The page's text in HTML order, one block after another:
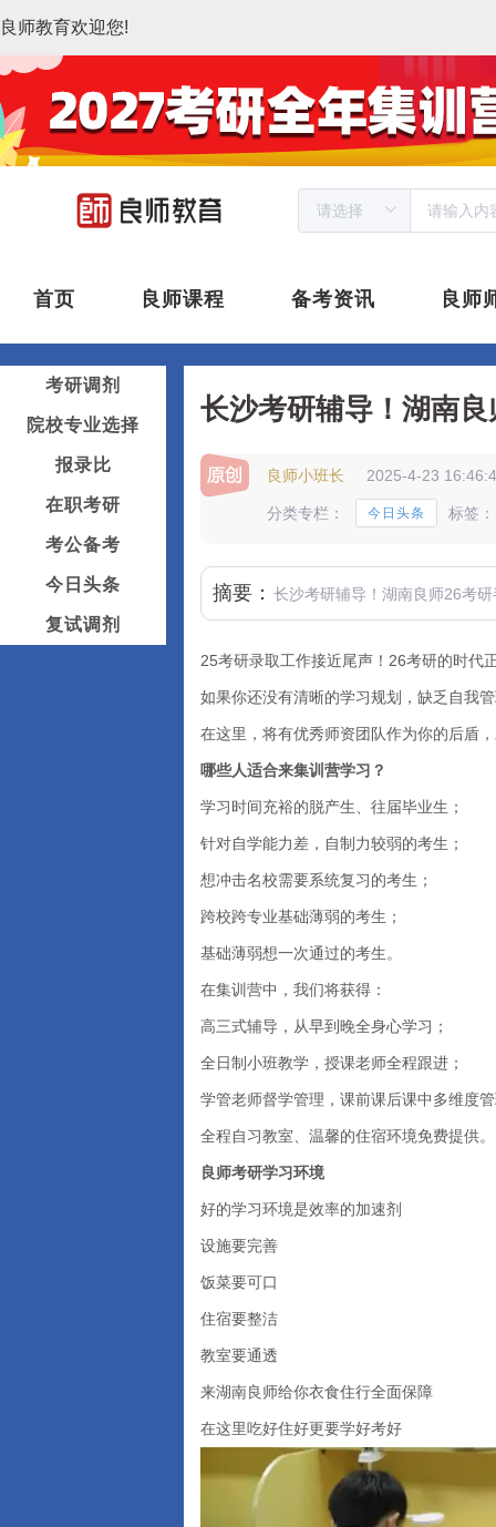
良师教育欢迎您!
首页 良师课程 备考资讯 良师
考研调剂
院校专业选择
报录比
在职考研
考公备考
今日头条
复试调剂
长沙考研辅导！湖南
良师小班长 2025-4-23
分类专栏： 今日头条 标签：
摘要： 长沙考研辅导！湖南良师26考
25考研录取工作接近尾声！26考研的时代
如果你还没有清晰的学习规划，缺乏自我
在这里，将有优秀师资团队作为你的后盾
哪些人适合来集训营学习？
学习时间充裕的脱产生、往届毕业生；
针对自学能力差，自制力较弱的考生；
想冲击名校需要系统复习的考生；
跨校跨专业基础薄弱的考生；
基础薄弱想一次通过的考生。
在集训营中，我们将获得：
高三式辅导，从早到晚全身心学习；
全日制小班教学，授课老师全程跟进；
学管老师督学管理，课前课后课中多维度
全程自习教室、温馨的住宿环境免费提供。
良师考研学习环境
好的学习环境是效率的加速剂
设施要完善
饭菜要可口
住宿要整洁
教室要通透
来湖南良师给你衣食住行全面保障
在这里吃好住好更要学好考好